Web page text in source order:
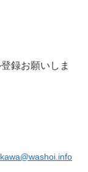
録お願いしま